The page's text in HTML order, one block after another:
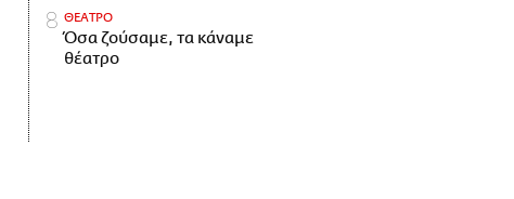
ΘΕΑΤΡΟ
Όσα ζούσαμε, τα κάναμε
θέατρο